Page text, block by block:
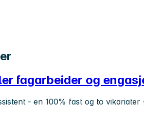
fagarbeider og
- en 100% fast og to